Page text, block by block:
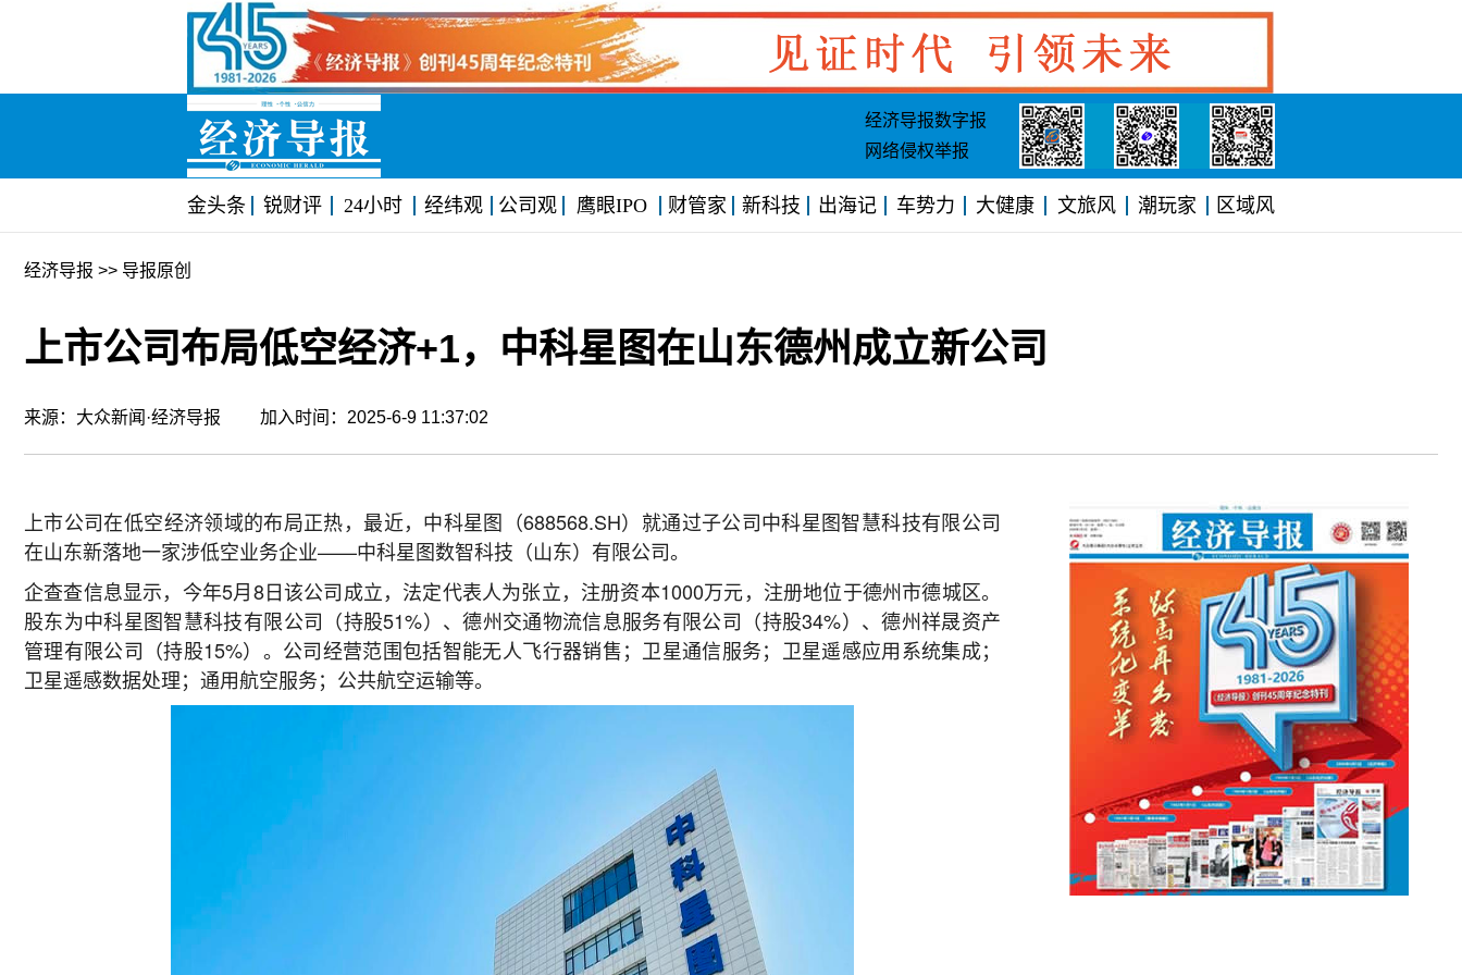
经济导报数字报
网络侵权举报
金头条 锐财评 24小时 经纬观 公司观 鹰眼IPO 财管家 新科技 出海记 车势力 大健康 文旅风 潮玩家 区域风
经济导报 >> 导报原创
上市公司布局低空经济+1，中科星图在山东德州成立新公司
来源：大众新闻·经济导报 加入时间：2025-6-9 11:37:02
上市公司在低空经济领域的布局正热，最近， 中科星图（688568.SH）就通过子公司中科星图智慧科技有限公司
在山东新落地一家涉低空业务企业——中科星图数智科技（山东）有限公司。
企查查信息显示，今年5月8日该公司成立，法定代表人为张立，注册资本1000万元，注册地位于德州市德城区。
股东为中科星图智慧科技有限公司（持股51%）、德州交通物流信息服务有限公司（持股34%）、德州祥晟资产
管理有限公司（持股15%）。公司经营范围包括智能无人飞行器销售；卫星通信服务；卫星遥感应用系统集成；
卫星遥感数据处理；通用航空服务；公共航空运输等。